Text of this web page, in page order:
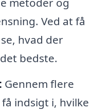
Ved at få
hvad der
bedste.
Gennem flere
indsigt i, hvilke